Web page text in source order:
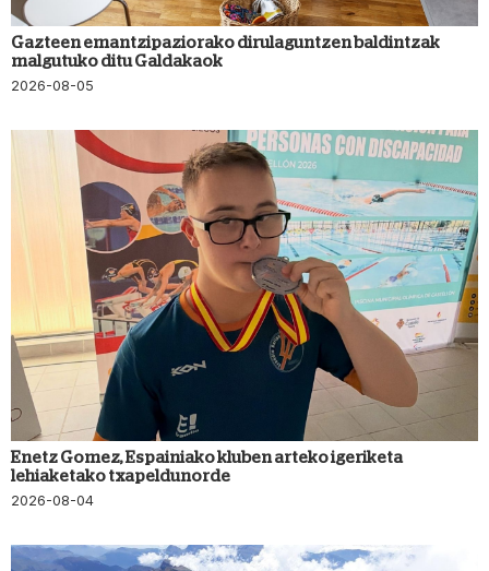
Gazteen emantzipaziorako dirulaguntzen baldintzak
malgutuko ditu Galdakaok
2026-08-05
Enetz Gomez, Espainiako kluben arteko igeriketa
lehiaketako txapeldunorde
2026-08-04